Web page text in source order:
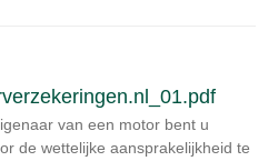
van een motor bent u
de wettelijke aansprakelijkheid te